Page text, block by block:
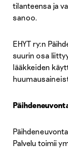
tilanteensa ja
sanoo.
EHYT ry:n
suurin osa
lääkkeiden
Palvelu toimii